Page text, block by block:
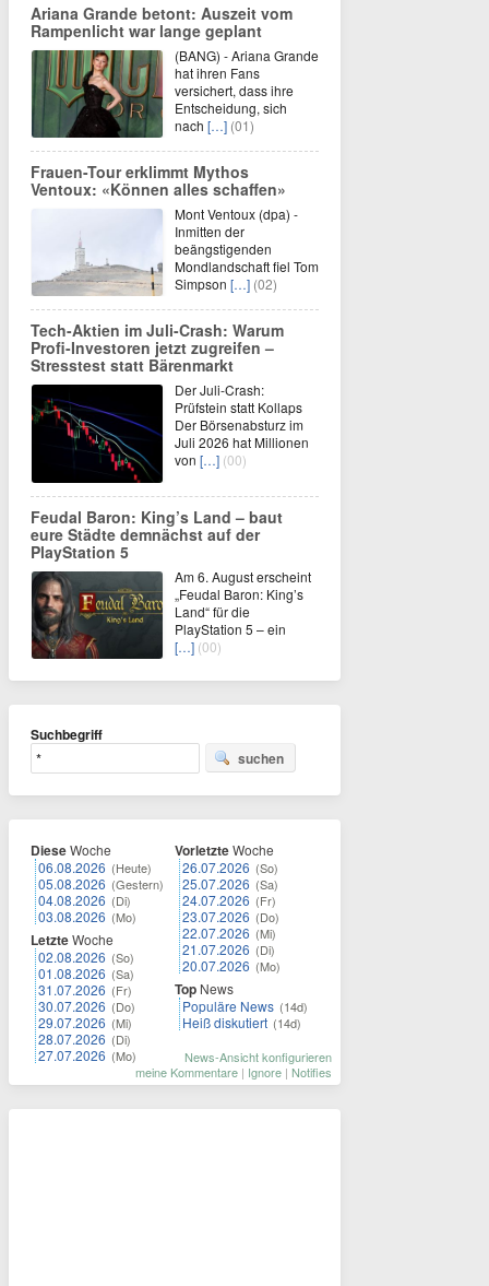
Ariana Grande betont: Auszeit vom
Rampenlicht war lange geplant
(BANG) - Ariana Grande
hat ihren Fans
versichert, dass ihre
Entscheidung, sich
nach […] (01)
Frauen-Tour erklimmt Mythos
Ventoux: «Können alles schaffen»
Mont Ventoux (dpa) -
Inmitten der
beängstigenden
Mondlandschaft fiel Tom
Simpson […] (02)
Tech-Aktien im Juli-Crash: Warum
Profi-Investoren jetzt zugreifen –
Stresstest statt Bärenmarkt
Der Juli-Crash:
Prüfstein statt Kollaps
Der Börsenabsturz im
Juli 2026 hat Millionen
von […] (00)
Feudal Baron: King’s Land – baut
eure Städte demnächst auf der
PlayStation 5
Am 6. August erscheint
„Feudal Baron: King’s
Land“ für die
PlayStation 5 – ein
[…] (00)
Suchbegriff
suchen
DieseWoche
06.08.2026 (Heute)
05.08.2026 (Gestern)
04.08.2026 (Di)
03.08.2026 (Mo)
LetzteWoche
02.08.2026 (So)
01.08.2026 (Sa)
31.07.2026 (Fr)
30.07.2026 (Do)
29.07.2026 (Mi)
28.07.2026 (Di)
27.07.2026 (Mo)
VorletzteWoche
26.07.2026 (So)
25.07.2026 (Sa)
24.07.2026 (Fr)
23.07.2026 (Do)
22.07.2026 (Mi)
21.07.2026 (Di)
20.07.2026 (Mo)
Top News
Populäre News (14d)
Heiß diskutiert (14d)
News-Ansicht konfigurieren
meine Kommentare | Ignore | Notifies